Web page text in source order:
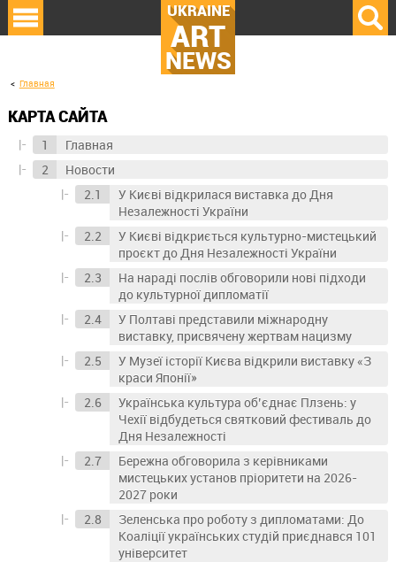
UKRAINE
ART
NEWS
Главная
КАРТА САЙТА
Главная
Новости
У Києві відкрилася виставка до Дня
Незалежності України
У Києві відкриється культурно-мистецький
проєкт до Дня Незалежності України
На нараді послів обговорили нові підходи
до культурної дипломатії
У Полтаві представили міжнародну
виставку, присвячену жертвам нацизму
У Музеї історії Києва відкрили виставку «З
краси Японії»
Українська культура об’єднає Плзень: у
Чехії відбудеться святковий фестиваль до
Дня Незалежності
Бережна обговорила з керівниками
мистецьких установ пріоритети на 2026-
2027 роки
Зеленська про роботу з дипломатами: До
Коаліції українських студій приєднався 101
університет